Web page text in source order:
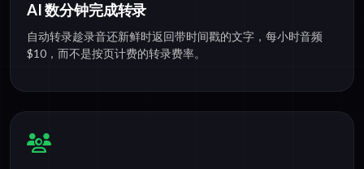
AI 数分钟完成转录
自动转录趁录音还新鲜时返回带时间戳的文字，每小时音频
$10，而不是按页计费的转录费率。